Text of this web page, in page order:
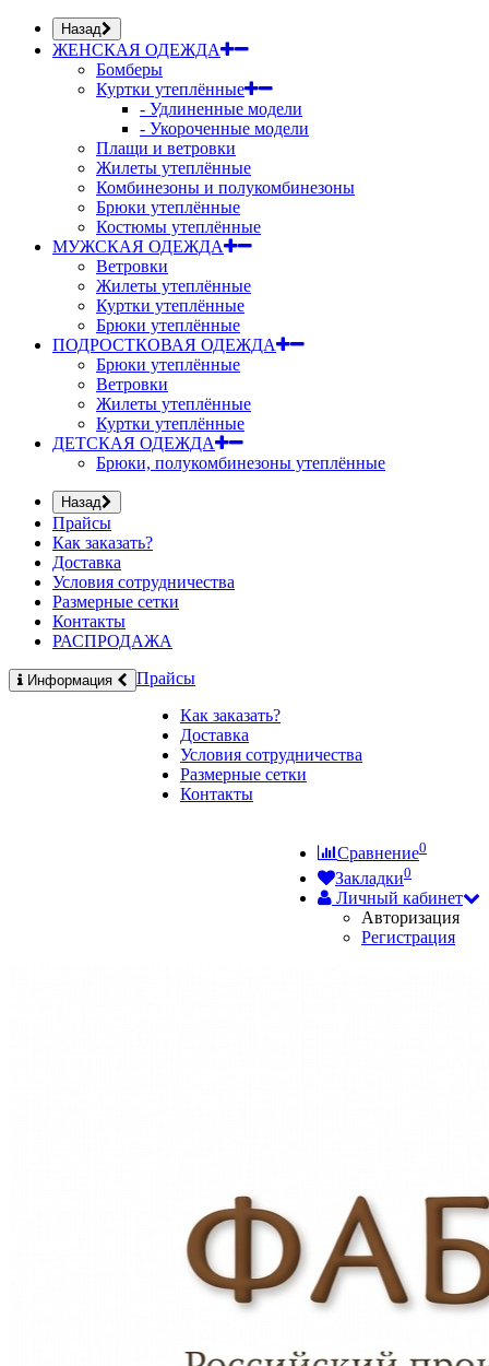
Назад
ЖЕНСКАЯ ОДЕЖДА
Бомберы
Куртки утеплённые
- Удлиненные модели
- Укороченные модели
Плащи и ветровки
Жилеты утеплённые
Комбинезоны и полукомбинезоны
Брюки утеплённые
Костюмы утеплённые
МУЖСКАЯ ОДЕЖДА
Ветровки
Жилеты утеплённые
Куртки утеплённые
Брюки утеплённые
ПОДРОСТКОВАЯ ОДЕЖДА
Брюки утеплённые
Ветровки
Жилеты утеплённые
Куртки утеплённые
ДЕТСКАЯ ОДЕЖДА
Брюки, полукомбинезоны утеплённые
Назад
Прайсы
Как заказать?
Доставка
Условия сотрудничества
Размерные сетки
Контакты
РАСПРОДАЖА
Информация
Прайсы
Как заказать?
Доставка
Условия сотрудничества
Размерные сетки
Контакты
Сравнение0
Закладки0
Личный кабинет
Авторизация
Регистрация